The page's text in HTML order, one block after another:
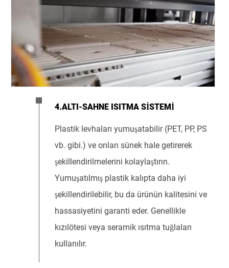
4.ALTI-SAHNE ISITMA SISTEMI
Plastik levhaları yumuşatabilir (PET, PP, PS
vb. gibi.) ve onları sünek hale getirerek
şekillendirilmelerini kolaylaştırın.
Yumuşatılmış plastik kalıpta daha iyi
şekillendirilebilir, bu da ürünün kalitesini ve
hassasiyetini garanti eder. Genellikle
kızılötesi veya seramik ısıtma tuğlaları
kullanılır.